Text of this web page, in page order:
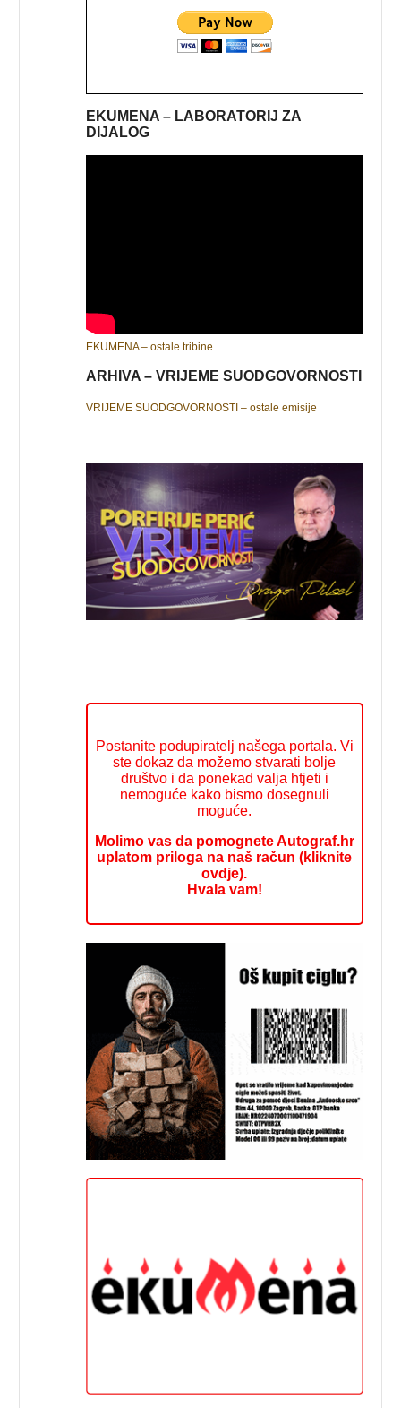
EKUMENA – LABORATORIJ ZA
DIJALOG
EKUMENA – ostale tribine
ARHIVA – VRIJEME SUODGOVORNOSTI
VRIJEME SUODGOVORNOSTI – ostale emisije
Postanite podupiratelj našega portala. Vi
ste dokaz da možemo stvarati bolje
društvo i da ponekad valja htjeti i
nemoguće kako bismo dosegnuli
moguće.
Molimo vas da pomognete Autograf.hr
uplatom priloga na naš račun (kliknite
ovdje).
Hvala vam!